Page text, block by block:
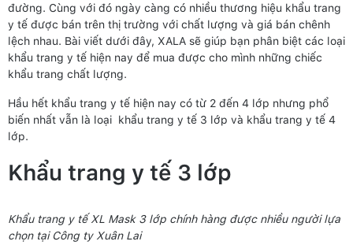
đường. Cùng với đó ngày càng có nhiều thương hiệu khẩu trang
y tế được bán trên thị trường với chất lượng và giá bán chênh
lệch nhau. Bài viết dưới đây, XALA sẽ giúp bạn phân biệt các loại
khẩu trang y tế hiện nay để mua được cho mình những chiếc
khẩu trang chất lượng.
Hầu hết khẩu trang y tế hiện nay có từ 2 đến 4 lớp nhưng phổ
biến nhất vẫn là loại khẩu trang y tế 3 lớp và khẩu trang y tế 4
lớp.
Khẩu trang y tế 3 lớp
Khẩu trang y tế XL Mask 3 lớp chính hàng được nhiều người lựa
chọn tại Công ty Xuân Lai